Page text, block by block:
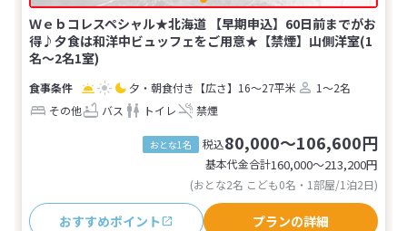
Ｗｅｂコレスペシャル★北海道 【早期申込】60日前までがお
得♪夕食は和洋中ビュッフェをご用意★【禁煙】山側洋室(1
名～2名1室)
夕・朝食付き 【広さ】16～27平米
1～2名
その他
バス トイレ 禁煙
おとな1名 税込80,000～106,600円
基本代金合計160,000〜213,200円
(おとな2名 こども0名・1部屋/1泊2日)
おすすめポイント プランの詳細